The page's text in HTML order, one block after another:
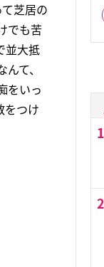
芝居の
でも苦
並大抵
て、
をいっ
をつけ